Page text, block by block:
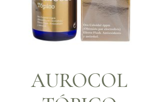
AUROCOL